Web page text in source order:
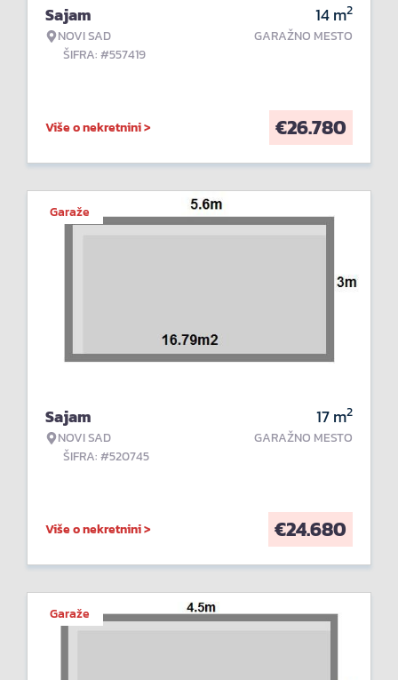
Sajam
NOVI SAD
ŠIFRA: #557419
14m2
GARAŽNO MESTO
Više o nekretnini > €26.780
Garaže
Sajam
NOVI SAD
ŠIFRA: #520745
17m2
GARAŽNO MESTO
Više o nekretnini > €24.680
Garaže